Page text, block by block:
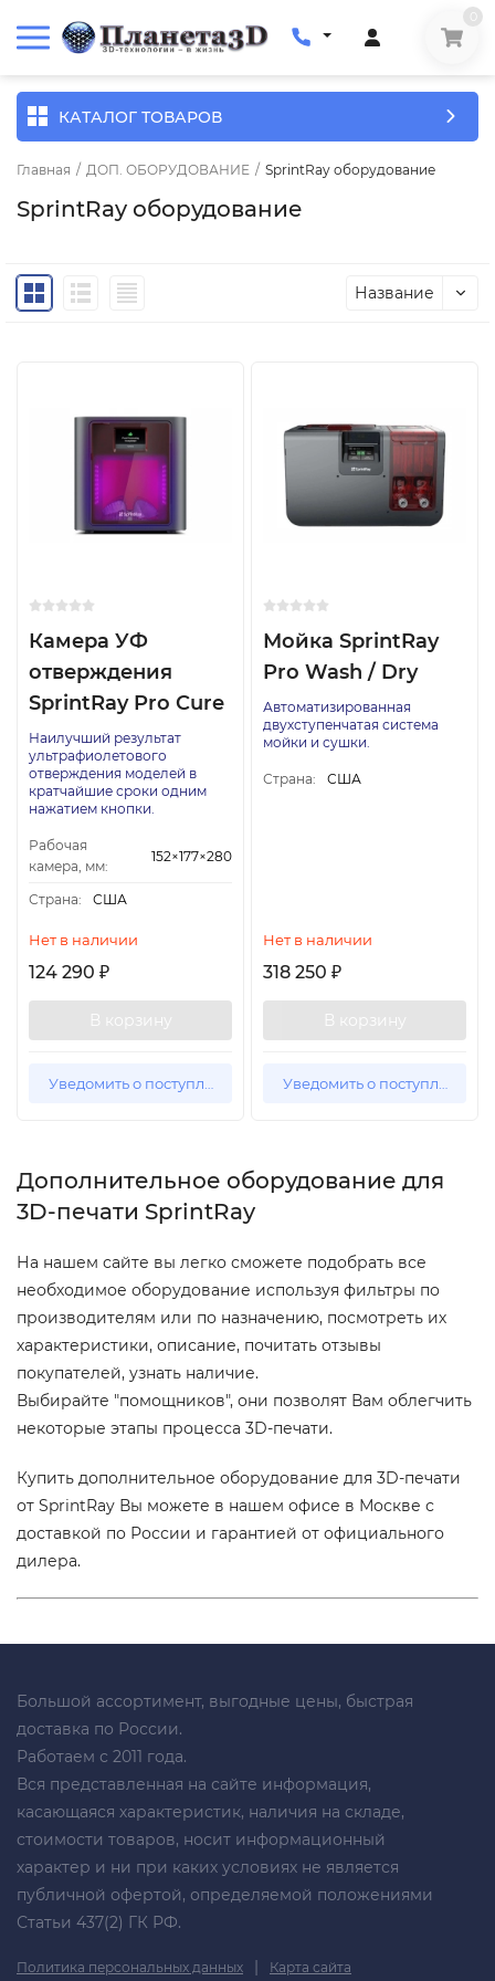
КАТАЛОГ ТОВАРОВ
Главная / ДОП. ОБОРУДОВАНИЕ / SprintRay оборудование
SprintRay оборудование
Название
Камера УФ
отверждения
SprintRay Pro Cure
Наилучший результат
ультрафиолетового
отверждения моделей в
кратчайшие сроки одним
нажатием кнопки.
Рабочая
камера, мм:
152×177×280
Страна: США
Нет в наличии
124 290 ₽
В корзину
Уведомить о поступлении
Мойка SprintRay
Pro Wash / Dry
Автоматизированная
двухступенчатая система
мойки и сушки.
Страна: США
Нет в наличии
318 250 ₽
В корзину
Уведомить о поступлении
Дополнительное оборудование для
3D-печати SprintRay
На нашем сайте вы легко сможете подобрать все
необходимое оборудование используя фильтры по
производителям или по назначению, посмотреть их
характеристики, описание, почитать отзывы
покупателей, узнать наличие.
Выбирайте "помощников", они позволят Вам облегчить
некоторые этапы процесса 3D-печати.
Купить дополнительное оборудование для 3D-печати
от SprintRay Вы можете в нашем офисе в Москве с
доставкой по России и гарантией от официального
дилера.
Большой ассортимент, выгодные цены, быстрая
доставка по России.
Работаем с 2011 года.
Вся представленная на сайте информация,
касающаяся характеристик, наличия на складе,
стоимости товаров, носит информационный
характер и ни при каких условиях не является
публичной офертой, определяемой положениями
Статьи 437(2) ГК РФ.
Политика персональных данных | Карта сайта